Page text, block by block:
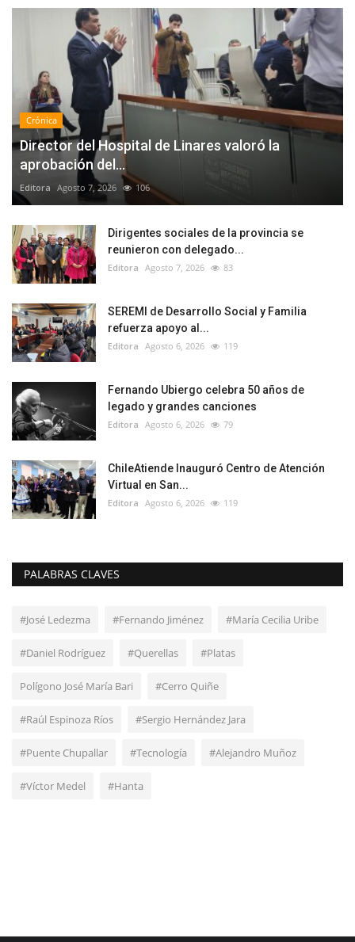
Crónica
Director del Hospital de Linares valoró la
aprobación del...
Editora Agosto 7, 2026 106
Dirigentes sociales de la provincia se
reunieron con delegado...
Editora Agosto 7, 2026 83
SEREMI de Desarrollo Social y Familia
refuerza apoyo al...
Editora Agosto 6, 2026 119
Fernando Ubiergo celebra 50 años de
legado y grandes canciones
Editora Agosto 6, 2026 79
ChileAtiende Inauguró Centro de Atención
Virtual en San...
Editora Agosto 6, 2026 119
PALABRAS CLAVES
#José Ledezma #Fernando Jiménez #María Cecilia Uribe
#Daniel Rodríguez #Querellas #Platas
Polígono José María Bari #Cerro Quiñe
#Raúl Espinoza Ríos #Sergio Hernández Jara
#Puente Chupallar #Tecnología #Alejandro Muñoz
#Víctor Medel #Hanta